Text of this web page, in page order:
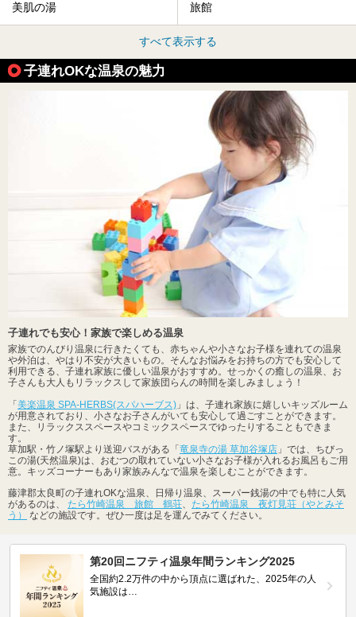
美肌の湯 旅館
すべて表示する
子連れOKな温泉の魅力
子連れでも安心！家族で楽しめる温泉
家族でのんびり温泉に行きたくても、赤ちゃんや小さなお子様を連れての温泉
や外泊は、やはり不安が大きいもの。そんなお悩みをお持ちの方でも安心して
利用できる、子連れ家族に優しい温泉がおすすめ。せっかくの癒しの温泉、お
子さんも大人もリラックスして家族団らんの時間を楽しみましょう！
「美楽温泉 SPA-HERBS(スパハーブス) 」は、子連れ家族に嬉しいキッズルーム
が用意されており、小さなお子さんがいても安心して過ごすことができます。
また、リラックススペースやコミックスペースでゆったりすることもできま
す。
草加駅・竹ノ塚駅より送迎バスがある「竜泉寺の湯 草加谷塚店 」では、ちびっ
この湯(天然温泉)は、おむつの取れていない小さなお子様が入れるお風呂もご用
意。キッズコーナーもあり家族みんなで温泉を楽しむことができます。
藤津郡太良町の子連れOKな温泉、日帰り温泉、スーパー銭湯の中でも特に人気
があるのは、 たら竹崎温泉 旅館 鶴荘
たら竹崎温泉 夜灯見荘（やとみそ
う）
などの施設です。ぜひ一度は足を運んでみてください。
第20回ニフティ温泉年間ランキング2025
全国約2.2万件の中から頂点に選ばれた、2025年の人
気施設は…